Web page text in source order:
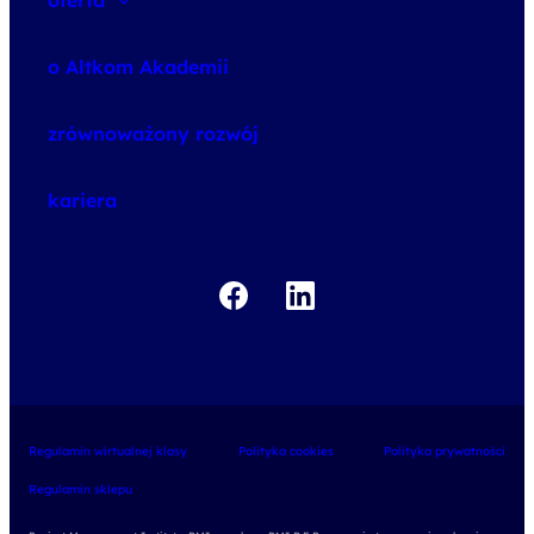
o Altkom Akademii
zrównoważony rozwój
kariera
Regulamin wirtualnej klasy Polityka cookies Polityka prywatności
Regulamin sklepu